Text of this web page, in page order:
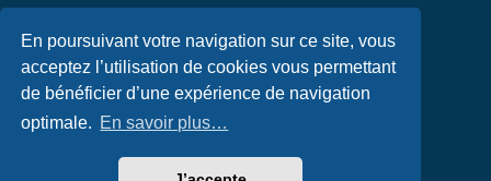
En poursuivant votre navigation sur ce site, vous
acceptez l’utilisation de cookies vous permettant
de bénéficier d’une expérience de navigation
optimale. En savoir plus…